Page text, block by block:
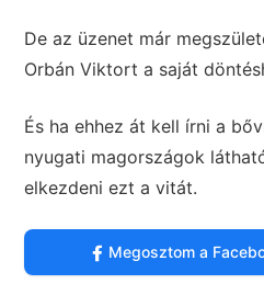
De az üzenet már
Orbán Viktort a saját
És ha ehhez át kell írni a
nyugati magországok
elkezdeni ezt a vitát.
Megosztom a